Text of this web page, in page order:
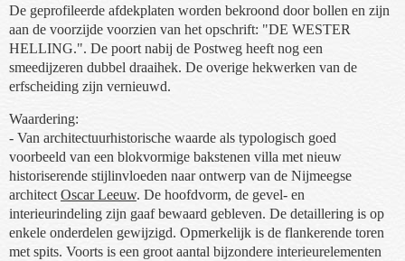
De geprofileerde afdekplaten worden bekroond door bollen en zijn
aan de voorzijde voorzien van het opschrift: "DE WESTER
HELLING.". De poort nabij de Postweg heeft nog een
smeedijzeren dubbel draaihek. De overige hekwerken van de
erfscheiding zijn vernieuwd.
Waardering:
- Van architectuurhistorische waarde als typologisch goed
voorbeeld van een blokvormige bakstenen villa met nieuw
historiserende stijlinvloeden naar ontwerp van de Nijmeegse
architect Oscar Leeuw. De hoofdvorm, de gevel- en
interieurindeling zijn gaaf bewaard gebleven. De detaillering is op
enkele onderdelen gewijzigd. Opmerkelijk is de flankerende toren
met spits. Voorts is een groot aantal bijzondere interieurelementen